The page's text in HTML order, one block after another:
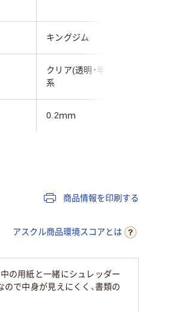
キングジム
クリア(透明・半透明)
系
0.2ｍｍ
商品情報を印刷する
アスクル商品環境スコアとは
の用紙と一緒にシュレッダー
で中身が見えにくく、書類の